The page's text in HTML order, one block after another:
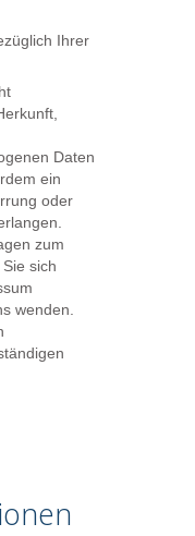
Ihrer
Daten
ein
oder
zum
sich
wenden.